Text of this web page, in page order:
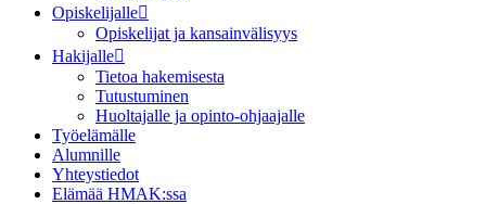
Opiskelijalle
Opiskelijat ja kansainvälisyys
Hakijalle
Tietoa hakemisesta
Tutustuminen
Huoltajalle ja opinto-ohjaajalle
Työelämälle
Alumnille
Yhteystiedot
Elämää HMAK:ssa